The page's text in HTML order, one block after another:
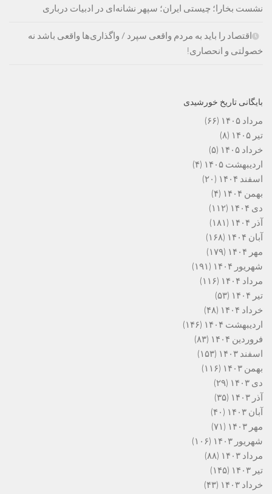
نشست بخارا؛ چیستی ایران؛ سپهر نشانه‌ای در ادبیات درباری
اقتصاد را باید به مردم واقعی سپرد / واگذاری‌ها واقعی باشد نه
خصولتی و انحصاری!
بایگانی تاریخ خورشیدی
مرداد ۱۴۰۵
(۶۶)
تیر ۱۴۰۵
(۸)
خرداد ۱۴۰۵
(۵)
اردیبهشت ۱۴۰۵
(۴)
اسفند ۱۴۰۴
(۲۰)
بهمن ۱۴۰۴
(۴)
دی ۱۴۰۴
(۱۱۲)
آذر ۱۴۰۴
(۱۸۱)
آبان ۱۴۰۴
(۱۶۸)
مهر ۱۴۰۴
(۱۷۹)
شهریور ۱۴۰۴
(۱۹۱)
مرداد ۱۴۰۴
(۱۱۶)
تیر ۱۴۰۴
(۵۳)
خرداد ۱۴۰۴
(۴۸)
اردیبهشت ۱۴۰۴
(۱۴۶)
فروردین ۱۴۰۴
(۸۳)
اسفند ۱۴۰۳
(۱۵۳)
بهمن ۱۴۰۳
(۱۱۶)
دی ۱۴۰۳
(۲۹)
آذر ۱۴۰۳
(۳۵)
آبان ۱۴۰۳
(۴۰)
مهر ۱۴۰۳
(۷۱)
شهریور ۱۴۰۳
(۱۰۶)
مرداد ۱۴۰۳
(۸۸)
تیر ۱۴۰۳
(۱۴۵)
خرداد ۱۴۰۳
(۴۳)